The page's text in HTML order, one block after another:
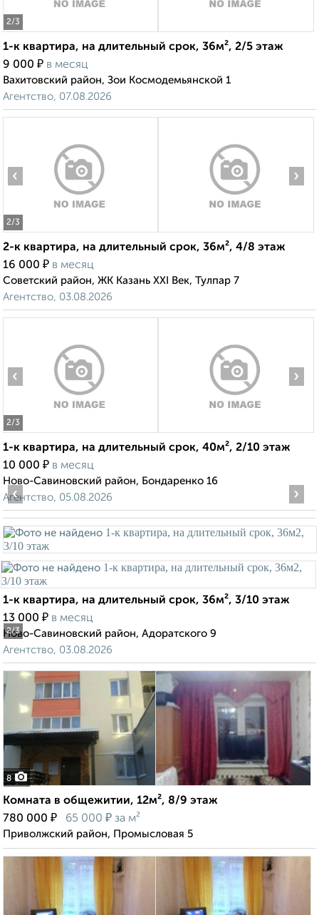
2/3
1-к квартира, на длительный срок, 36м², 2/5 этаж
9 000 ₽ в месяц
Вахитовский район, Зои Космодемьянской 1
Агентство, 07.08.2026
2/3
‹ ›
2-к квартира, на длительный срок, 36м², 4/8 этаж
16 000 ₽ в месяц
Советский район, ЖК Казань XXI Век, Тулпар 7
Агентство, 03.08.2026
2/3
‹ ›
1-к квартира, на длительный срок, 40м², 2/10 этаж
10 000 ₽ в месяц
Ново-Савиновский район, Бондаренко 16
Агентство, 05.08.2026
2/3
‹ ›
1-к квартира, на длительный срок, 36м², 3/10 этаж
13 000 ₽ в месяц
Ново-Савиновский район, Адоратского 9
Агентство, 03.08.2026
8
Комната в общежитии, 12м², 8/9 этаж
780 000 ₽ 65 000 ₽ за м²
Приволжский район, Промысловая 5